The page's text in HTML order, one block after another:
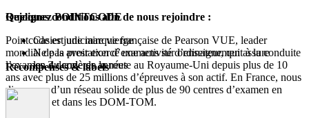
Rejoignez POINTCODE
Pointcode est une marque française de Pearson VUE, leader
mondial de la prestation d’examens sur ordinateur, qui assure
l’examen du code de la route au Royaume-Uni depuis plus de 10
ans avec plus de 25 millions d’épreuves à son actif. En France, nous
disposons d’un réseau solide de plus de 90 centres d’examen en
métropole et dans les DOM-TOM.
Quelques conditions afin de nous rejoindre :
Casier judiciaire vierge
Ne pas avoir exercé une activité d’enseignement à la conduite
les 3 dernières années
Récompenses & labels